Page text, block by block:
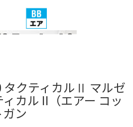
タクティカルⅡ マルゼ
ィカル II（エアー コッ
ン